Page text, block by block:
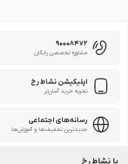
درخواست را به شما توضیح دهند.
90008472
مشاوره تخصصی رایگان
اپلیکیشن نشاط رخ
تجربه خرید آسان‌تر
رسانه‌های اجتماعی
جدیدترین تخفیف‌ها و آموزش‌ها
با نشاط رخ